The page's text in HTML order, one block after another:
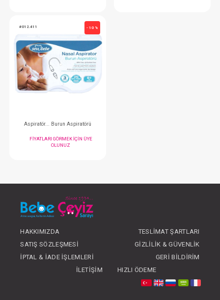
Patik...Gaz Giderici Kira Çekirdekli
FIYATLARI GÖRMEK IÇIN ÜYE
OLUNUZ
#012.411
Aspiratör... Burun Aspiratörü
FIYATLARI GÖRMEK IÇIN ÜYE
HAKKIMIZDA
TESLIMAT ŞARTLARI
SATIŞ SÖZLEŞMESI
GIZLILIK & GÜVENLIK
İPTAL & İADE İŞLEMLERI
GERI BILDIRIM
İLETIŞIM
HIZLI ÖDEME